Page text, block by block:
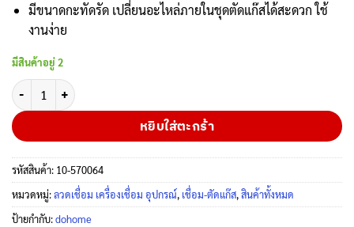
มีขนาดกะทัดรัด เปลี่ยนอะไหล่ภายในชุดตัดแก๊สได้สะดวก ใช้
งานง่าย
มีสินค้าอยู่ 2
จำนวน ชุดตัดแก๊ส เบิร์ก รุ่น 62-3F แก๊สแอลพีจี รูปทรงยอดนิยม ชิ้น
หยิบใส่ตะกร้า
รหัสสินค้า: 10-570064
หมวดหมู่:ลวดเชื่อม เครื่องเชื่อม อุปกรณ์, เชื่อม-ตัดแก๊ส,สินค้าทั้งหมด
ป้ายกำกับ:dohome